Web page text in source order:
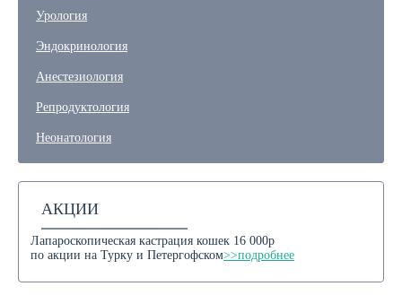
Урология
Эндокринология
Анестезиология
Репродуктология
Неонатология
АКЦИИ
Лапароскопическая кастрация кошек 16 000р
по акции на Турку и Петергофском>>подробнее